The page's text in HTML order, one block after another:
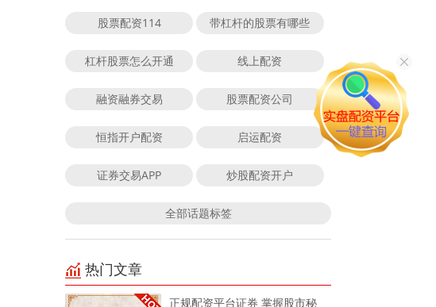
股票配资114 带杠杆的股票有哪些
杠杆股票怎么开通 线上配资
融资融券交易 股票配资公司
恒指开户配资 启运配资
证券交易APP 炒股配资开户
全部话题标签
热门文章
正规配资平台证券 掌握股市秘